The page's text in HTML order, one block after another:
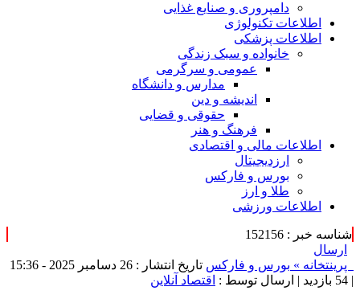
دامپروری و صنایع غذایی
اطلاعات تکنولوژی
اطلاعات پزشکی
خانواده و سبک زندگی
عمومی و سرگرمی
مدارس و دانشگاه
اندیشه و دین
حقوقی و قضایی
فرهنگ و هنر
اطلاعات مالی و اقتصادی
ارزدیجیتال
بورس و فارکس
طلا و ارز
اطلاعات ورزشی
شناسه خبر : 152156
ارسال
پرینتخانه » بورس و فارکس
تاریخ انتشار : 26 دسامبر 2025 - 15:36
| 54 بازدید | ارسال توسط : اقتصاد آنلاین